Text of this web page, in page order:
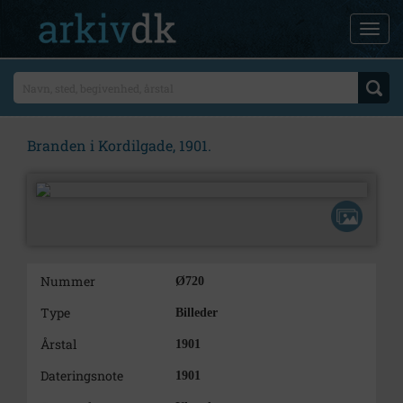
Branden i Kordilgade, 1901.
Nummer Ø720
Type Billeder
Årstal 1901
Dateringsnote 1901